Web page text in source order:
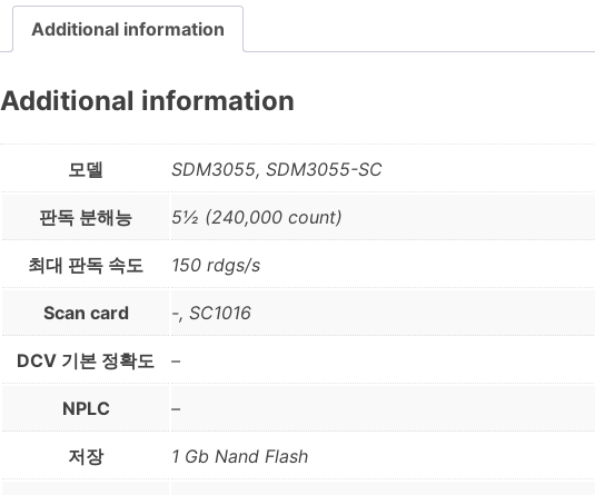
Additional information
Additional information
모델 SDM3055, SDM3055-SC
판독 분해능 5½ (240,000 count)
최대 판독 속도 150 rdgs/s
Scan card -, SC1016
DCV 기본 정확도 –
NPLC –
저장 1 Gb Nand Flash